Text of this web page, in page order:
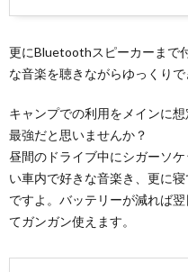
更にBluetoothスピーカーまで
な音楽を聴きながらゆっくりで
キャンプでの利用をメインに
最強だと思いませんか？
昼間のドライブ中にシガーソ
い車内で好きな音楽き、更に
ですよ。バッテリーが減れば
てガンガン使えます。